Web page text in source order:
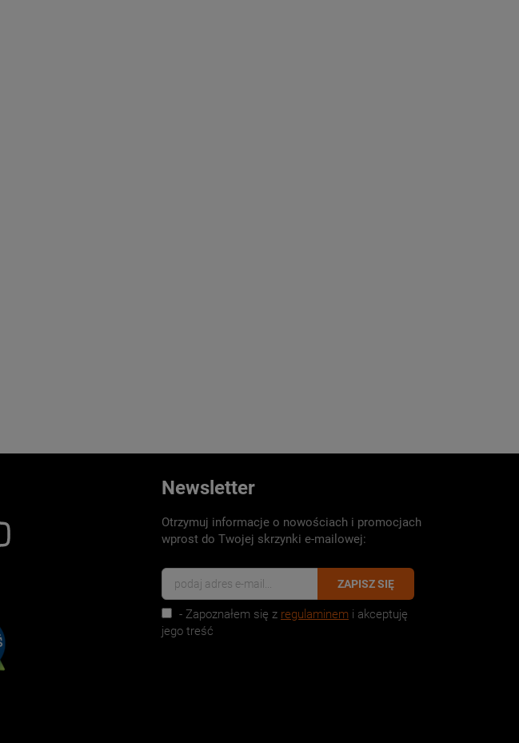
Newsletter
Otrzymuj informacje o nowościach i promocjach
wprost do Twojej skrzynki e-mailowej:
ZAPISZ SIĘ
- Zapoznałem się z regulaminem i akceptuję
jego treść